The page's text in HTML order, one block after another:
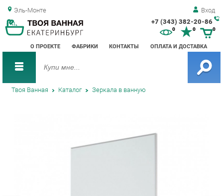
Эль-Монте Вход
+7 (343) 382-20-86
О ПРОЕКТЕ ФАБРИКИ КОНТАКТЫ ОПЛАТА И ДОСТАВКА
0 0
Твоя Ванная Каталог Зеркала в ванную